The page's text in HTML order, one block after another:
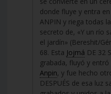
donde fluye y entra
ANPIN y riega todas
secreto de, «Y un río
el jardín» (Bereshit/
68. Esta Jojmá DE 32
grabada, fluyó y entró
Anpin, y fue hecho
DESPUÉS de esa luz